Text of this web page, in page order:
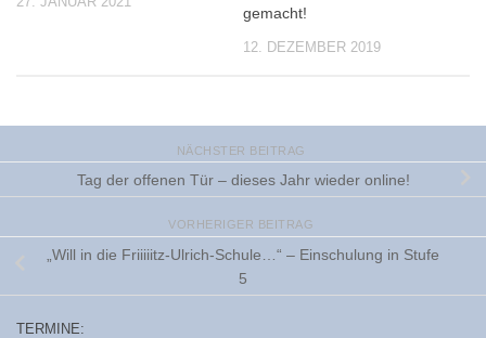
gemacht!
12. DEZEMBER 2019
NÄCHSTER BEITRAG
Tag der offenen Tür – dieses Jahr wieder online!
VORHERIGER BEITRAG
„Will in die Friiiiitz-Ulrich-Schule…“ – Einschulung in Stufe
5
TERMINE: